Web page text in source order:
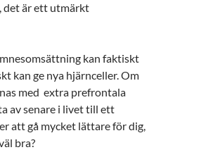
det är ett utmärkt
kan faktiskt
kan ge nya hjärnceller. Om
med extra prefrontala
av senare i livet till ett
att gå mycket lättare för dig,
bra?